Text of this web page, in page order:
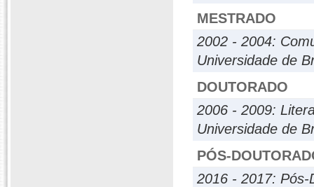
MESTRADO
2002 - 2004:
Universidade de
DOUTORADO
2006 - 2009:
Universidade de
PÓS-
2016 - 2017: Pós-